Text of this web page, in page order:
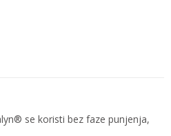
se koristi bez faze punjenja,